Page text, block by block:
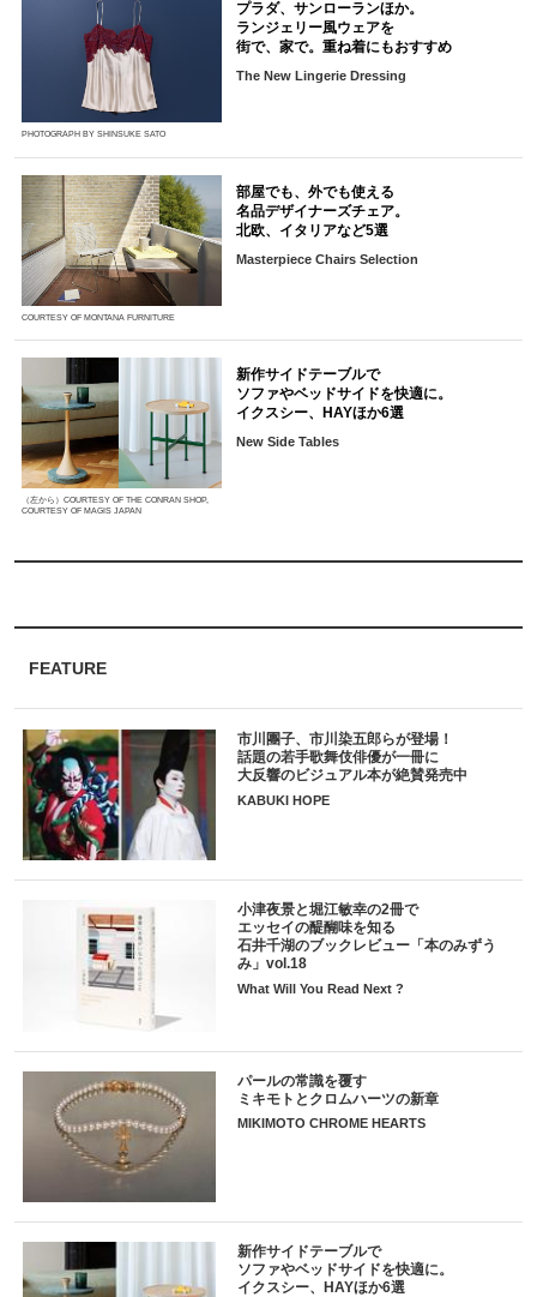
FEATURE
市川團子、市川染五郎らが登場！
話題の若手歌舞伎俳優が一冊に
大反響のビジュアル本が絶賛発売中
KABUKI HOPE
小津夜景と堀江敏幸の2冊で
エッセイの醍醐味を知る
石井千湖のブックレビュー「本のみずう
み」vol.18
What Will You Read Next ?
パールの常識を覆す
ミキモトとクロムハーツの新章
MIKIMOTO CHROME HEARTS
新作サイドテーブルで
ソファやベッドサイドを快適に。
イクスシー、HAYほか6選
PHOTOGRAPH BY SHINSUKE SATO
プラダ、サンローランほか。
ランジェリー風ウェアを
街で、家で。重ね着にもおすすめ
The New Lingerie Dressing
COURTESY OF MONTANA FURNITURE
部屋でも、外でも使える
名品デザイナーズチェア。
北欧、イタリアなど5選
Masterpiece Chairs Selection
（左から）COURTESY OF THE CONRAN SHOP,
COURTESY OF MAGIS JAPAN
新作サイドテーブルで
ソファやベッドサイドを快適に。
イクスシー、HAYほか6選
New Side Tables